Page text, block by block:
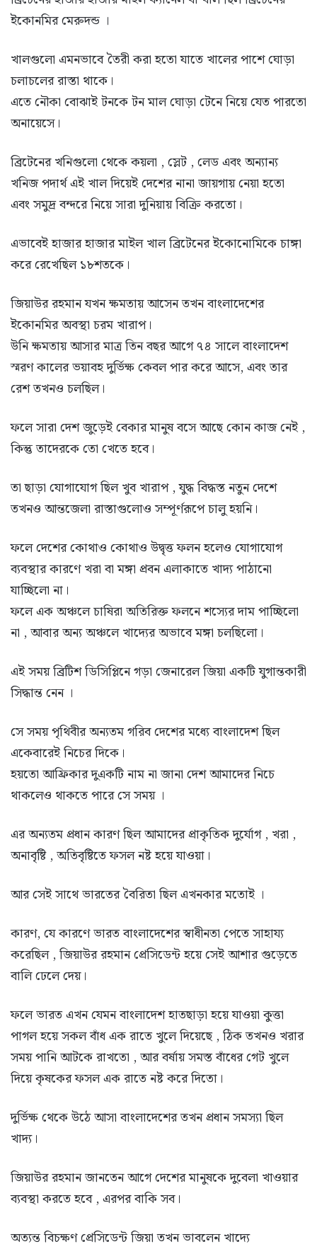
ইকোনমির মেরুদন্ড ।
খালগুলো এমনভাবে তৈরী করা হতো যাতে খালের পাশে ঘোড়া
চলাচলের রাস্তা থাকে।
এতে নৌকা বোঝাই টনকে টন মাল ঘোড়া টেনে নিয়ে যেত পারতো
অনায়েসে।
ব্রিটেনের খনিগুলো থেকে কয়লা , স্লেট , লেড এবং অন্যান্য
খনিজ পদার্থ এই খাল দিয়েই দেশের নানা জায়গায় নেয়া হতো
এবং সমুদ্র বন্দরে নিয়ে সারা দুনিয়ায় বিক্রি করতো।
এভাবেই হাজার হাজার মাইল খাল ব্রিটেনের ইকোনোমিকে চাঙ্গা
করে রেখেছিল ১৮শতকে।
জিয়াউর রহমান যখন ক্ষমতায় আসেন তখন বাংলাদেশের
ইকোনমির অবস্থা চরম খারাপ।
উনি ক্ষমতায় আসার মাত্র তিন বছর আগে ৭৪ সালে বাংলাদেশ
স্মরণ কালের ভয়াবহ দুর্ভিক্ষ কেবল পার করে আসে, এবং তার
রেশ তখনও চলছিল।
ফলে সারা দেশ জুড়েই বেকার মানুষ বসে আছে কোন কাজ নেই ,
কিন্তু তাদেরকে তো খেতে হবে।
তা ছাড়া যোগাযোগ ছিল খুব খারাপ , যুদ্ধ বিদ্ধস্ত নতুন দেশে
তখনও আন্তজেলা রাস্তাগুলোও সম্পূর্ণরূপে চালু হয়নি।
ফলে দেশের কোথাও কোথাও উদ্বৃত্ত ফলন হলেও যোগাযোগ
ব্যবস্থার কারণে খরা বা মঙ্গা প্রবন এলাকাতে খাদ্য পাঠানো
যাচ্ছিলো না।
ফলে এক অঞ্চলে চাষিরা অতিরিক্ত ফলনে শস্যের দাম পাচ্ছিলো
না , আবার অন্য অঞ্চলে খাদ্যের অভাবে মঙ্গা চলছিলো।
এই সময় ব্রিটিশ ডিসিপ্লিনে গড়া জেনারেল জিয়া একটি যুগান্তকারী
সিদ্ধান্ত নেন ।
সে সময় পৃথিবীর অন্যতম গরিব দেশের মধ্যে বাংলাদেশ ছিল
একেবারেই নিচের দিকে।
হয়তো আফ্রিকার দুএকটি নাম না জানা দেশ আমাদের নিচে
থাকলেও থাকতে পারে সে সময় ।
এর অন্যতম প্রধান কারণ ছিল আমাদের প্রাকৃতিক দুর্যোগ , খরা ,
অনাবৃষ্টি , অতিবৃষ্টিতে ফসল নষ্ট হয়ে যাওয়া।
আর সেই সাথে ভারতের বৈরিতা ছিল এখনকার মতোই ।
কারণ, যে কারণে ভারত বাংলাদেশের স্বাধীনতা পেতে সাহায্য
করেছিল , জিয়াউর রহমান প্রেসিডেন্ট হয়ে সেই আশার গুড়েতে
বালি ঢেলে দেয়।
ফলে ভারত এখন যেমন বাংলাদেশ হাতছাড়া হয়ে যাওয়া কুত্তা
পাগল হয়ে সকল বাঁধ এক রাতে খুলে দিয়েছে , ঠিক তখনও খরার
সময় পানি আটকে রাখতো , আর বর্ষায় সমস্ত বাঁধের গেট খুলে
দিয়ে কৃষকের ফসল এক রাতে নষ্ট করে দিতো।
দুর্ভিক্ষ থেকে উঠে আসা বাংলাদেশের তখন প্রধান সমস্যা ছিল
খাদ্য।
জিয়াউর রহমান জানতেন আগে দেশের মানুষকে দুবেলা খাওয়ার
ব্যবস্থা করতে হবে , এরপর বাকি সব।
অত্যন্ত বিচক্ষণ প্রেসিডেন্ট জিয়া তখন ভাবলেন খাদ্যে